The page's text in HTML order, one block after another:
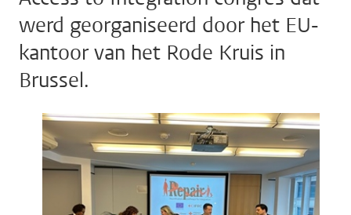
werd georganiseerd door het EU-
kantoor van het Rode Kruis in
Brussel.